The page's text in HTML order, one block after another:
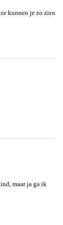
kunnen je zo zien
maar ja ga ik